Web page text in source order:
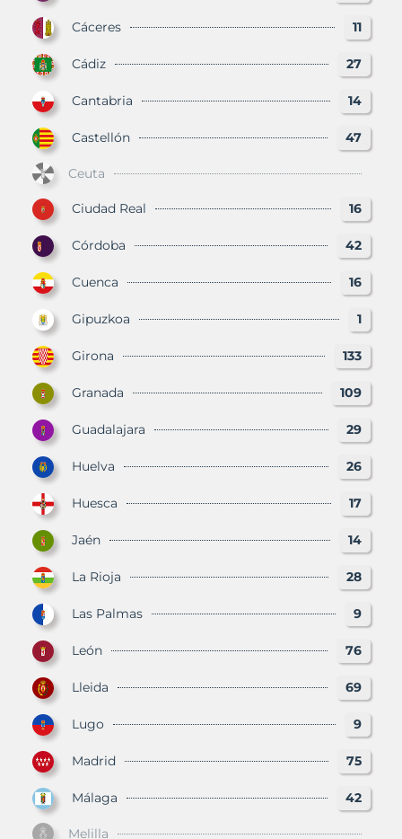
Cáceres 11
Cádiz 27
Cantabria 14
Castellón 47
Ceuta
Ciudad Real 16
Córdoba 42
Cuenca 16
Gipuzkoa 1
Girona 133
Granada 109
Guadalajara 29
Huelva 26
Huesca 17
Jaén 14
La Rioja 28
Las Palmas 9
León 76
Lleida 69
Lugo 9
Madrid 75
Málaga 42
Melilla